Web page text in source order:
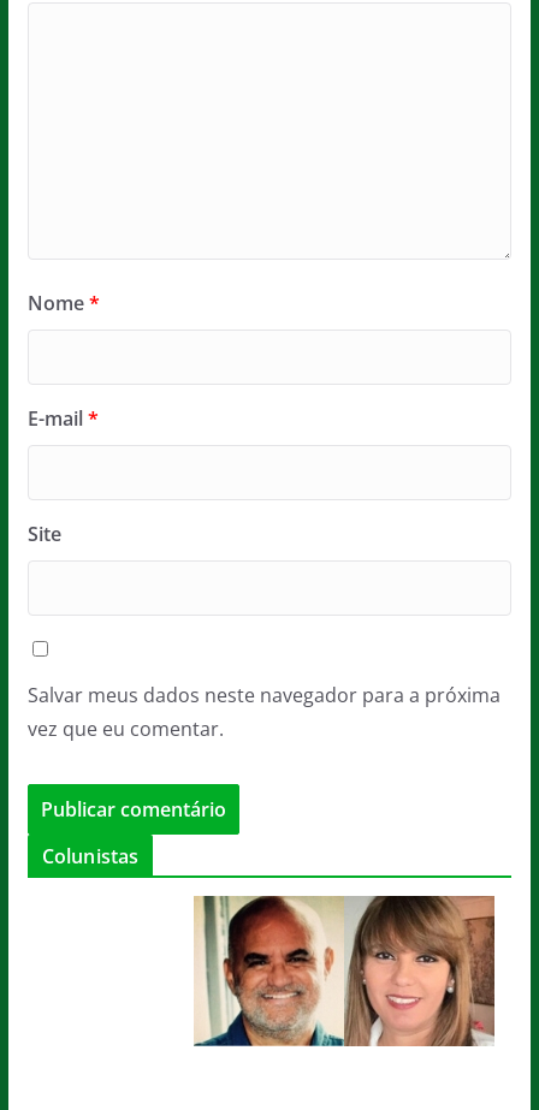
Nome*
E-mail*
Site
Salvar meus dados neste navegador para a próxima
vez que eu comentar.
Colunistas